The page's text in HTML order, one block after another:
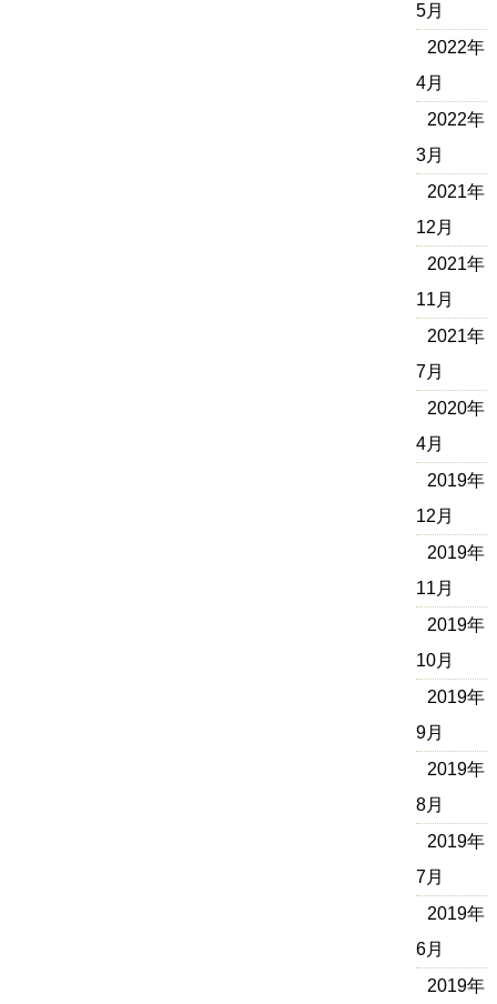
5月
2022年
4月
2022年
3月
2021年
12月
2021年
11月
2021年
7月
2020年
4月
2019年
12月
2019年
11月
2019年
10月
2019年
9月
2019年
8月
2019年
7月
2019年
6月
2019年